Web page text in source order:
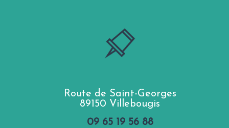
Route de Saint-Georges
89150 Villebougis
09 65 19 56 88